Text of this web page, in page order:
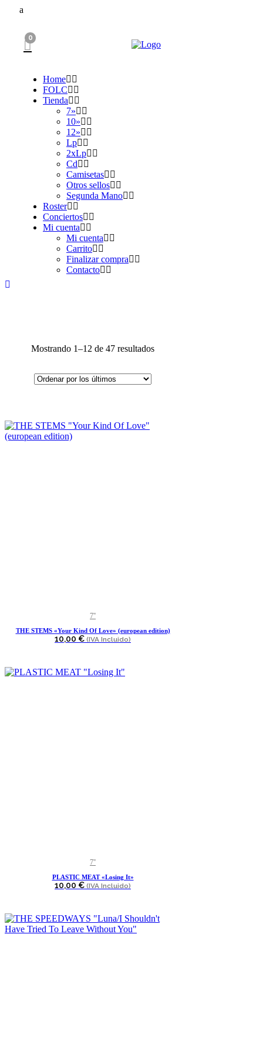
0
Home
FOLC
Tienda
7»
10»
12»
Lp
2xLp
Cd
Camisetas
Otros sellos
Segunda Mano
Roster
Conciertos
Mi cuenta
Mi cuenta
Carrito
Finalizar compra
Contacto
Mostrando 1–12 de 47 resultadosOrdenado
7''
THE STEMS «Your Kind Of Love» (european edition)
10,00 € (IVA Incluido)
7''
PLASTIC MEAT «Losing It»
10,00 € (IVA Incluido)